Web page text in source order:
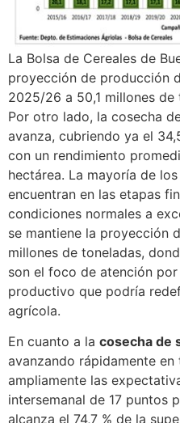
La Bolsa de Cereales de
proyección de producción
2025/26 a 50,1 millones de
Por otro lado, la cosecha
avanza, cubriendo ya el
con un rendimiento
hectárea. La mayoría de
encuentran en las etapas
condiciones normales a
se mantiene la proyección
millones de toneladas,
son el foco de atención
productivo que podría
agrícola.
En cuanto a la cosecha de
avanzando rápidamente
ampliamente las
intersemanal de 17 puntos
alcanza el 74,7 % de la